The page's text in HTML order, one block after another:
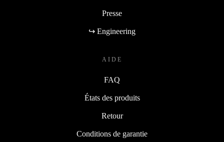
Presse
↪ Engineering
AIDE
FAQ
États des produits
Retour
Conditions de garantie